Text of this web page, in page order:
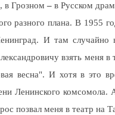
в Грозном – в Русском
разного плана. В 1955
И там случайно
взять меня в
весна". И хотя в это
Ленинского
позвал меня в театр на